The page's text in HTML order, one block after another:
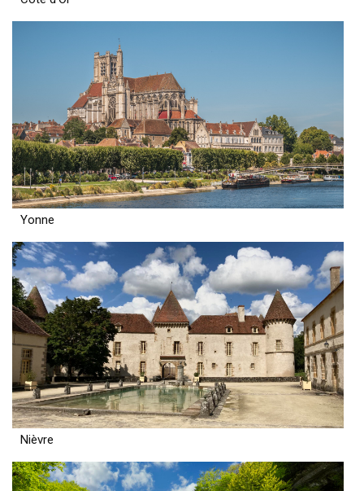
Yonne
Nièvre